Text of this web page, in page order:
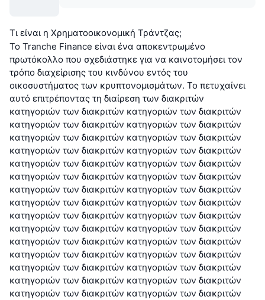
Τι είναι η Χρηματοοικονομική Τράντζας;
Το Tranche Finance είναι ένα αποκεντρωμένο
πρωτόκολλο που σχεδιάστηκε για να καινοτομήσει τον
τρόπο διαχείρισης του κινδύνου εντός του
οικοσυστήματος των κρυπτονομισμάτων. Το πετυχαίνει
αυτό επιτρέποντας τη διαίρεση των διακριτών
κατηγοριών των διακριτών κατηγοριών των διακριτών
κατηγοριών των διακριτών κατηγοριών των διακριτών
κατηγοριών των διακριτών κατηγοριών των διακριτών
κατηγοριών των διακριτών κατηγοριών των διακριτών
κατηγοριών των διακριτών κατηγοριών των διακριτών
κατηγοριών των διακριτών κατηγοριών των διακριτών
κατηγοριών των διακριτών κατηγοριών των διακριτών
κατηγοριών των διακριτών κατηγοριών των διακριτών
κατηγοριών των διακριτών κατηγοριών των διακριτών
κατηγοριών των διακριτών κατηγοριών των διακριτών
κατηγοριών των διακριτών κατηγοριών των διακριτών
κατηγοριών των διακριτών κατηγοριών των διακριτών
κατηγοριών των διακριτών κατηγοριών των διακριτών
κατηγοριών των διακριτών κατηγοριών των διακριτών
κατηγοριών των διακριτών κατηγοριών των διακριτών